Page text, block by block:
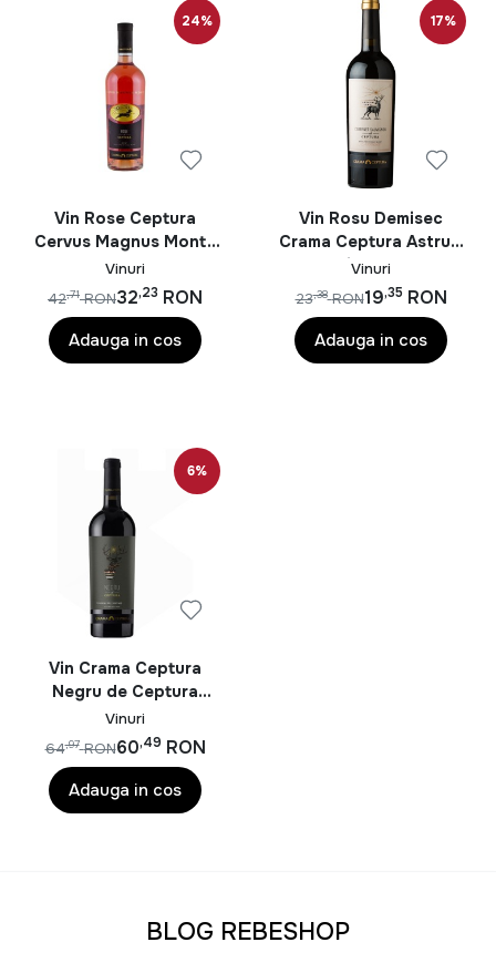
24%
Vin Rose Ceptura
Cervus Magnus Monte
Rose 0.75L
Vinuri
32,23 RON
42,71 RON
Adauga in cos
17%
Vin Rosu Demisec
Crama Ceptura Astrum
Cervi Cabernet
Sauvignon 0.75L
Vinuri
19,35 RON
23,38 RON
Adauga in cos
6%
Vin Crama Ceptura
Negru de Ceptura
Reserve 0.75L
Vinuri
60,49 RON
64,97 RON
Adauga in cos
BLOG REBESHOP